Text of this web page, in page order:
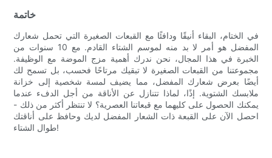
خاتمة
في الختام، البقاء أنيقًا ودافئًا مع القبعات الصغيرة التي تحمل شعارك
المفضل هو أمر لا بد منه لموسم الشتاء القادم. مع 10 سنوات من
الخبرة في هذا المجال، نحن ندرك أهمية مزج الموضة مع الوظيفة.
مجموعتنا من القبعات الصغيرة لا تبقيك مرتاحًا فحسب، بل تسمح لك
أيضًا بعرض شعارك المفضل، مما يضيف لمسة شخصية إلى خزانة
ملابسك الشتوية. إذًا، لماذا تتنازل عن الأناقة من أجل الدفء عندما
يمكنك الحصول على كليهما مع قبعاتنا العصرية؟ لا تنتظر أكثر من ذلك -
احصل الآن على القبعة ذات الشعار المفضل لديك وحافظ على أناقتك
طوال الشتاء!